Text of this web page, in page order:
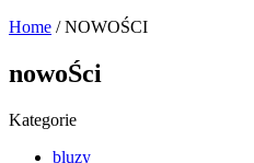
Home / NOWOŚCI
nowoŚci
Kategorie
bluzy